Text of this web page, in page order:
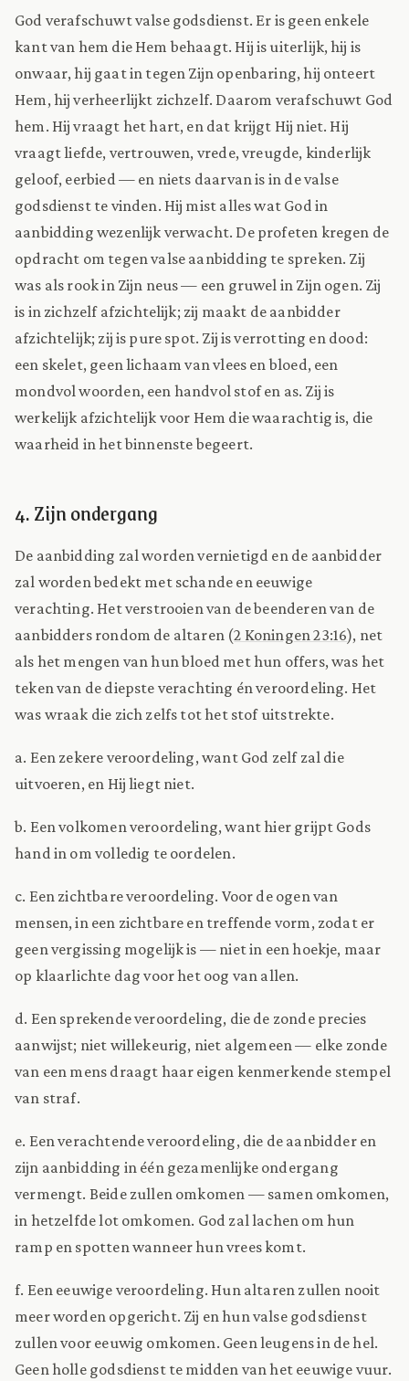
God verafschuwt valse godsdienst. Er is geen enkele
kant van hem die Hem behaagt. Hij is uiterlijk, hij is
onwaar, hij gaat in tegen Zijn openbaring, hij onteert
Hem, hij verheerlijkt zichzelf. Daarom verafschuwt God
hem. Hij vraagt het hart, en dat krijgt Hij niet. Hij
vraagt liefde, vertrouwen, vrede, vreugde, kinderlijk
geloof, eerbied — en niets daarvan is in de valse
godsdienst te vinden. Hij mist alles wat God in
aanbidding wezenlijk verwacht. De profeten kregen de
opdracht om tegen valse aanbidding te spreken. Zij
was als rook in Zijn neus — een gruwel in Zijn ogen. Zij
is in zichzelf afzichtelijk; zij maakt de aanbidder
afzichtelijk; zij is pure spot. Zij is verrotting en dood:
een skelet, geen lichaam van vlees en bloed, een
mondvol woorden, een handvol stof en as. Zij is
werkelijk afzichtelijk voor Hem die waarachtig is, die
waarheid in het binnenste begeert.
4. Zijn ondergang
De aanbidding zal worden vernietigd en de aanbidder
zal worden bedekt met schande en eeuwige
verachting. Het verstrooien van de beenderen van de
aanbidders rondom de altaren (2 Koningen 23:16), net
als het mengen van hun bloed met hun offers, was het
teken van de diepste verachting én veroordeling. Het
was wraak die zich zelfs tot het stof uitstrekte.
a. Een zekere veroordeling, want God zelf zal die
uitvoeren, en Hij liegt niet.
b. Een volkomen veroordeling, want hier grijpt Gods
hand in om volledig te oordelen.
c. Een zichtbare veroordeling. Voor de ogen van
mensen, in een zichtbare en treffende vorm, zodat er
geen vergissing mogelijk is — niet in een hoekje, maar
op klaarlichte dag voor het oog van allen.
d. Een sprekende veroordeling, die de zonde precies
aanwijst; niet willekeurig, niet algemeen — elke zonde
van een mens draagt haar eigen kenmerkende stempel
van straf.
e. Een verachtende veroordeling, die de aanbidder en
zijn aanbidding in één gezamenlijke ondergang
vermengt. Beide zullen omkomen — samen omkomen,
in hetzelfde lot omkomen. God zal lachen om hun
ramp en spotten wanneer hun vrees komt.
f. Een eeuwige veroordeling. Hun altaren zullen nooit
meer worden opgericht. Zij en hun valse godsdienst
zullen voor eeuwig omkomen. Geen leugens in de hel.
Geen holle godsdienst te midden van het eeuwige vuur.